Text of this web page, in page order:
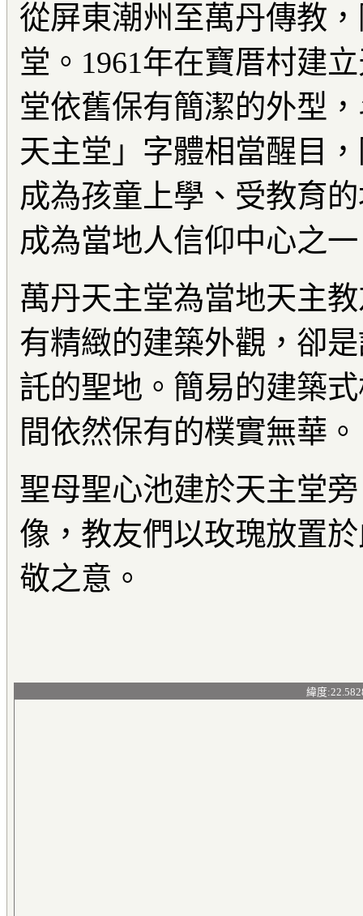
從屏東潮州至萬丹傳教
堂。1961年在寶厝村建
堂依舊保有簡潔的外型
天主堂」字體相當醒目
成為孩童上學、受教育
成為當地人信仰中心之
萬丹天主堂為當地天主
有精緻的建築外觀，卻
託的聖地。簡易的建築
間依然保有的樸實無華。
聖母聖心池建於天主堂
像，教友們以玫瑰放置
敬之意。
緯度